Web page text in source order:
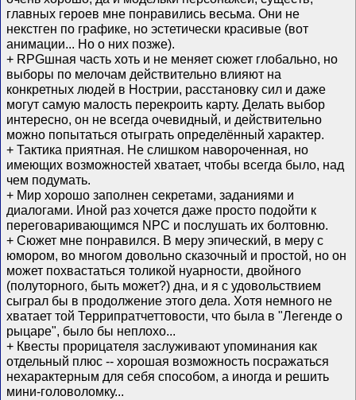
главных героев мне понравились весьма. Они не
некстген по графике, но эстетически красивые (вот
анимации... Но о них позже).
+ RPGшная часть хоть и не меняет сюжет глобально, но
выборы по мелочам действительно влияют на
конкретных людей в Нострии, расстановку сил и даже
могут самую малость перекроить карту. Делать выбор
интересно, он не всегда очевидный, и действительно
можно попытаться отыграть определённый характер.
+ Тактика приятная. Не слишком навороченная, но
имеющих возможностей хватает, чтобы всегда было, над
чем подумать.
+ Мир хорошо заполнен секретами, заданиями и
диалогами. Иной раз хочется даже просто подойти к
переговаривающимся NPC и послушать их болтовню.
+ Сюжет мне понравился. В меру эпический, в меру с
юмором, во многом довольно сказочный и простой, но он
может похвастаться толикой нуарности, двойного
(полуторного, быть может?) дна, и я с удовольствием
сыграл бы в продолжение этого дела. Хотя немного не
хватает той Террипратчеттовости, что была в "Легенде о
рыцаре", было бы неплохо...
+ Квесты прорицателя заслуживают упоминания как
отдельный плюс -- хорошая возможность посражаться
нехарактерным для себя способом, а иногда и решить
мини-головоломку...